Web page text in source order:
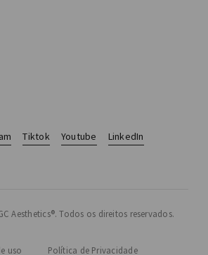
Tiktok Youtube LinkedIn
Aesthetics®. Todos os direitos reservados.
uso Política de Privacidade